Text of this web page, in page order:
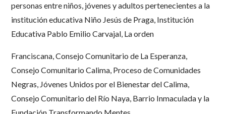
personas entre niños, jóvenes y adultos pertenecientes a la
institución educativa Niño Jesús de Praga, Institución
Educativa Pablo Emilio Carvajal, La orden
Franciscana, Consejo Comunitario de La Esperanza,
Consejo Comunitario Calima, Proceso de Comunidades
Negras, Jóvenes Unidos por el Bienestar del Calima,
Consejo Comunitario del Río Naya, Barrio Inmaculada y la